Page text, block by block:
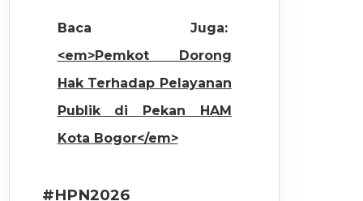
Baca Juga:
<em>Pemkot Dorong
Hak Terhadap Pelayanan
Publik di Pekan HAM
Kota Bogor</em>
#HPN2026